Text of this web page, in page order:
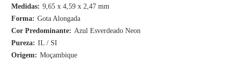
Medidas
9,65 x 4,59 x 2,47 mm
Forma
Gota Alongada
Cor Predominante
Azul Esverdeado Neon
Pureza
IL / SI
Origem
Moçambique